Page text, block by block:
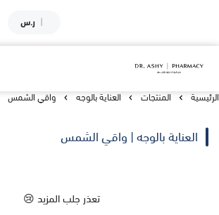
| ر.س
الرئيسية المنتجات العناية بالوجه واقي الشمس
العناية بالوجه | واقي الشمس
الاكثر مبيعاً
تعذر جلب المزيد 😢